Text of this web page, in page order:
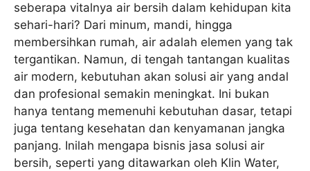
seberapa vitalnya air bersih dalam kehidupan kita
sehari-hari? Dari minum, mandi, hingga
membersihkan rumah, air adalah elemen yang tak
tergantikan. Namun, di tengah tantangan kualitas
air modern, kebutuhan akan solusi air yang andal
dan profesional semakin meningkat. Ini bukan
hanya tentang memenuhi kebutuhan dasar, tetapi
juga tentang kesehatan dan kenyamanan jangka
panjang. Inilah mengapa bisnis jasa solusi air
bersih, seperti yang ditawarkan oleh Klin Water,